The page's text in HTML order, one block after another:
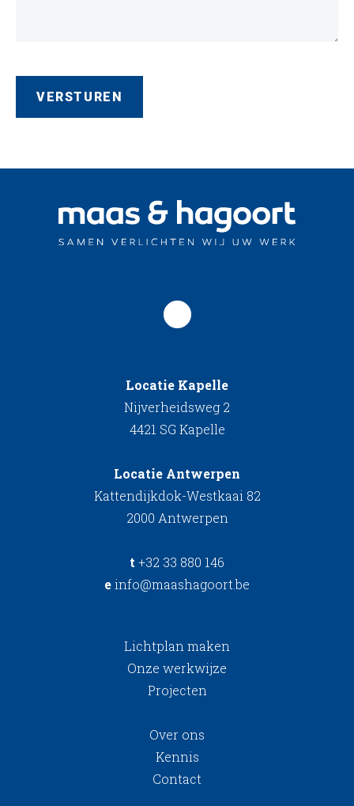
Locatie Kapelle
Nijverheidsweg 2
4421 SG Kapelle
Locatie Antwerpen
Kattendijkdok-Westkaai 82
2000 Antwerpen
t +32 33 880 146
einfo@maashagoort.be
Lichtplan maken
Onze werkwijze
Projecten
Over ons
Kennis
Contact